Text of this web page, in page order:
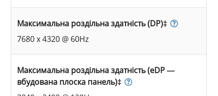
Максимальна роздільна здатність (DP)‡
7680 x 4320 @ 60Hz
Максимальна роздільна здатність (eDP —
вбудована плоска панель)‡